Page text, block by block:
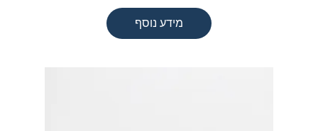
מידע נוסף